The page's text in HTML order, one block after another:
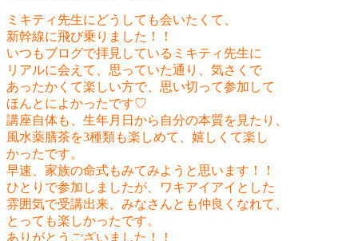
ミキティ先生にどうしても会いたくて、
新幹線に飛び乗りました！！
いつもブログで拝見しているミキティ先生に
リアルに会えて、思っていた通り、気さくで
あったかくて楽しい方で、思い切って参加して
ほんとによかったです♡
講座自体も、生年月日から自分の本質を見たり、
風水薬膳茶を3種類も楽しめて、嬉しくて楽し
かったです。
早速、家族の命式もみてみようと思います！！
ひとりで参加しましたが、ワキアイアイとした
雰囲気で受講出来、みなさんとも仲良くなれて、
とっても楽しかったです。
ありがとうございました！！